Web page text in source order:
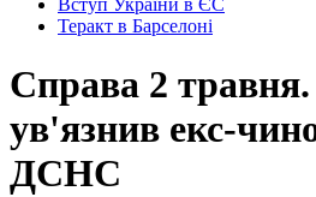
Вступ України в ЄС
Теракт в Барселоні
Справа 2
ув'язнив екс-
ДСНС